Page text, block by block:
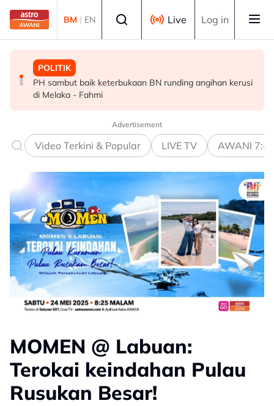
Skip to main content
BM | EN Live Log in
POLITIK
PH sambut baik keterbukaan BN runding angihan kerusi
di Melaka - Fahmi
MALAYSIA
Dua lelaki ditahan ketika sedang berlumba haram di
Kuala Kedah
MALAYSIA
Dasar kebajikan perlu lindungi rakyat ketika hadapi
kesusahan - Sim
Advertisement
Video Terkini & Popular LIVE TV AWANI
MOMEN @ Labuan:
Terokai keindahan Pulau
Rusukan Besar!